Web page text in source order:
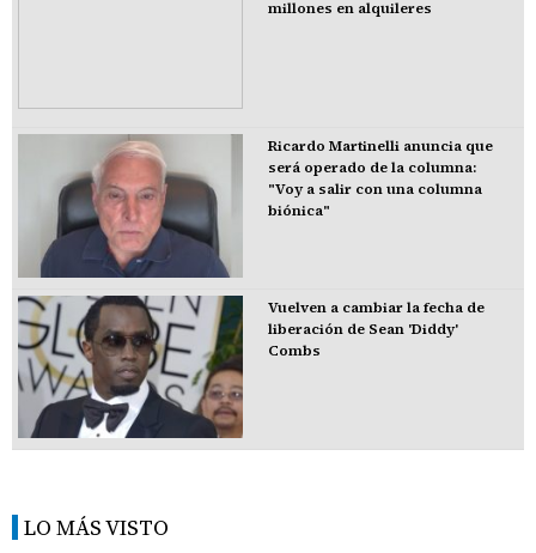
millones en alquileres
Ricardo Martinelli anuncia que
será operado de la columna:
"Voy a salir con una columna
biónica"
Vuelven a cambiar la fecha de
liberación de Sean 'Diddy'
Combs
LO MÁS VISTO